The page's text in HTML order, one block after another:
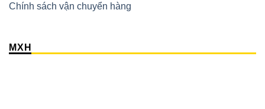
Chính sách vận chuyển hàng
MXH